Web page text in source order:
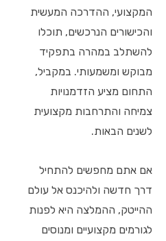
המקצועי, ההדרכה המעשית
והכישורים הנרכשים, תוכלו
להשתלב במהרה בתפקיד
מבוקש ומשמעותי. במקביל,
התחום מציע הזדמנויות
צמיחה והתרחבות מקצועית
לשנים הבאות.
אם אתם מחפשים להתחיל
דרך חדשה ולהיכנס אל עולם
ההייטק, ההמלצה היא לפנות
לגורמים מקצועיים ומנוסים